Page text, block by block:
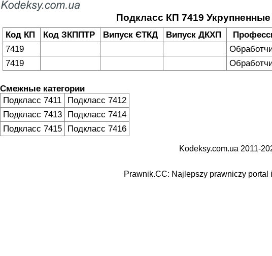
Подкласс КП 7419
Код КП Код ЗКППТР Випуск ЄТКД Випуск ДКХП
7419
7419
Смежные категории
Подкласс 7411
Подкласс 7412
Подкласс 7413 Подкласс 7414
Подкласс 7415 Подкласс 7416
Kodeksy.com.ua 2011-
Prawnik.CC: Najlepszy prawniczy